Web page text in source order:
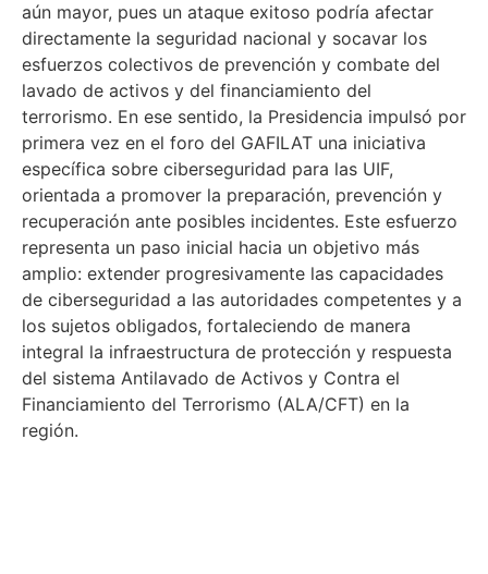
aún mayor, pues un ataque exitoso podría afectar
directamente la seguridad nacional y socavar los
esfuerzos colectivos de prevención y combate del
lavado de activos y del financiamiento del
terrorismo. En ese sentido, la Presidencia impulsó por
primera vez en el foro del GAFILAT una iniciativa
específica sobre ciberseguridad para las UIF,
orientada a promover la preparación, prevención y
recuperación ante posibles incidentes. Este esfuerzo
representa un paso inicial hacia un objetivo más
amplio: extender progresivamente las capacidades
de ciberseguridad a las autoridades competentes y a
los sujetos obligados, fortaleciendo de manera
integral la infraestructura de protección y respuesta
del sistema Antilavado de Activos y Contra el
Financiamiento del Terrorismo (ALA/CFT) en la
región.